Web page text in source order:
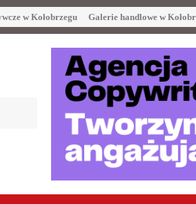
w Kołobrzegu Galerie handlowe w